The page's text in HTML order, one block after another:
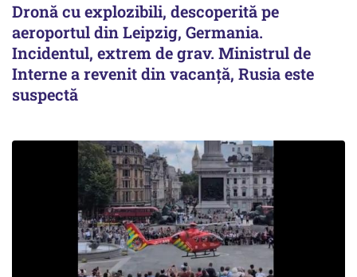
Dronă cu explozibili, descoperită pe
aeroportul din Leipzig, Germania.
Incidentul, extrem de grav. Ministrul de
Interne a revenit din vacanță, Rusia este
suspectă